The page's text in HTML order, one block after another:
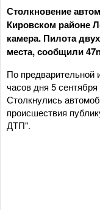
Столкновение
Кировском районе
камера. Пилота
места, сообщили
По предварительной
часов дня 5
Столкнулись
происшествия
ДТП".